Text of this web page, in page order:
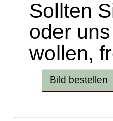
Sollten
oder
wollen,